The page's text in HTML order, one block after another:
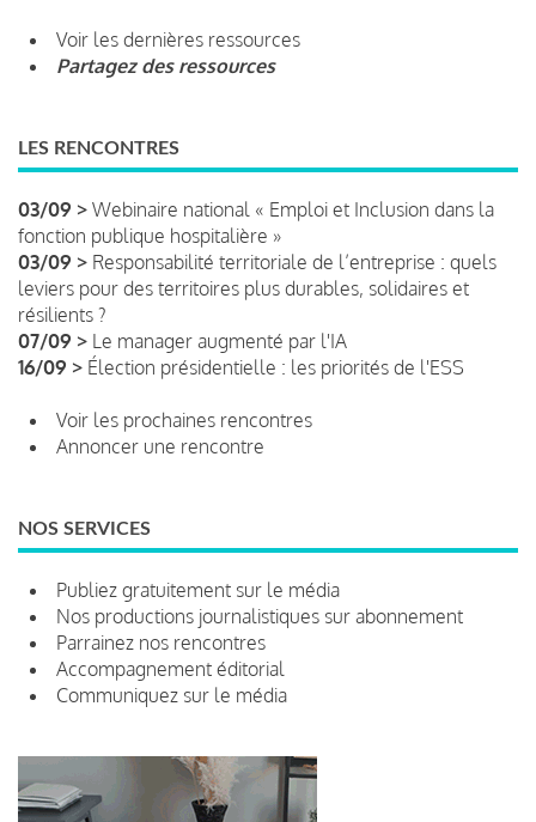
Voir les dernières ressources
Partagez des ressources
LES RENCONTRES
03/09 > Webinaire national « Emploi et Inclusion dans la
fonction publique hospitalière »
03/09 > Responsabilité territoriale de l’entreprise : quels
leviers pour des territoires plus durables, solidaires et
résilients ?
07/09 > Le manager augmenté par l'IA
16/09 > Élection présidentielle : les priorités de l'ESS
Voir les prochaines rencontres
Annoncer une rencontre
NOS SERVICES
Publiez gratuitement sur le média
Nos productions journalistiques sur abonnement
Parrainez nos rencontres
Accompagnement éditorial
Communiquez sur le média